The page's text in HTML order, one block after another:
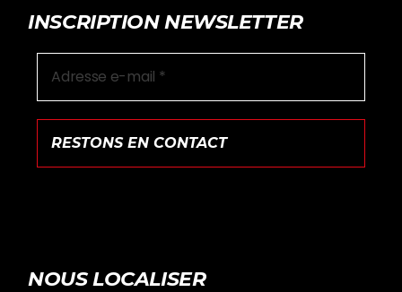
INSCRIPTION NEWSLETTER
NOUS LOCALISER